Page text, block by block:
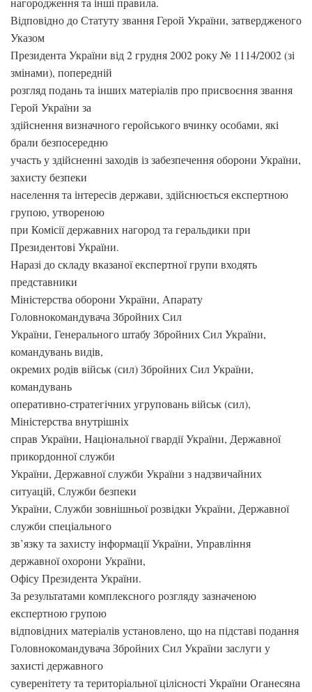
Відповідно до Статуту звання Герой України, затвердженого
Указом
Президента України від 2 грудня 2002 року № 1114/2002 (зі
змінами), попередній
розгляд подань та інших матеріалів про присвоєння звання
Герой України за
здійснення визначного геройського вчинку особами, які
брали безпосередню
участь у здійсненні заходів із забезпечення оборони України,
захисту безпеки
населення та інтересів держави, здійснюється експертною
групою, утвореною
при Комісії державних нагород та геральдики при
Президентові України.
Наразі до складу вказаної експертної групи входять
представники
Міністерства оборони України, Апарату
Головнокомандувача Збройних Сил
України, Генерального штабу Збройних Сил України,
командувань видів,
окремих родів військ (сил) Збройних Сил України,
командувань
оперативно-стратегічних угруповань військ (сил),
Міністерства внутрішніх
справ України, Національної гвардії України, Державної
прикордонної служби
України, Державної служби України з надзвичайних
ситуацій, Служби безпеки
України, Служби зовнішньої розвідки України, Державної
служби спеціального
зв’язку та захисту інформації України, Управління
державної охорони України,
Офісу Президента України.
За результатами комплексного розгляду зазначеною
експертною групою
відповідних матеріалів установлено, що на підставі подання
Головнокомандувача Збройних Сил України заслуги у
захисті державного
суверенітету та територіальної цілісності України Оганесяна